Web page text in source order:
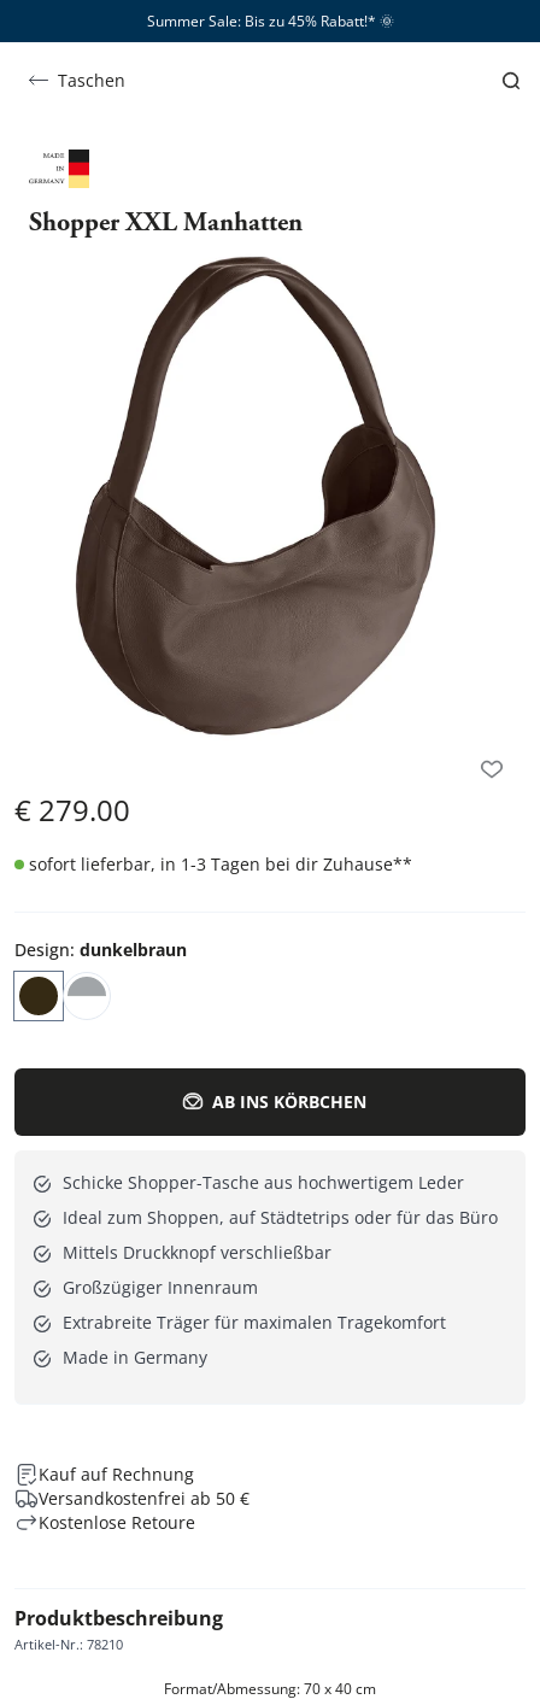
Summer Sale: Bis zu 45% Rabatt!*​ 🌞
Taschen
Shopper XXL Manhatten
€ 279.00
sofort lieferbar, in 1-3 Tagen bei dir Zuhause**
Design: dunkelbraun
AB INS KÖRBCHEN
Schicke Shopper-Tasche aus hochwertigem Leder
Ideal zum Shoppen, auf Städtetrips oder für das Büro
Mittels Druckknopf verschließbar
Großzügiger Innenraum
Extrabreite Träger für maximalen Tragekomfort
Made in Germany
Kauf auf Rechnung
Versandkostenfrei ab 50 €
Kostenlose Retoure
Produktbeschreibung
Artikel-Nr.: 78210
Format/Abmessung: 70 x 40 cm